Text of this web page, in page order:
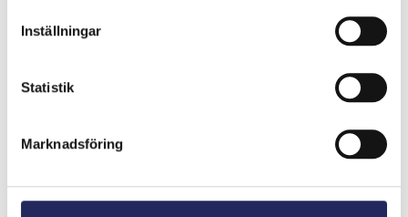
Inställningar
Statistik
Marknadsföring
Tiimille tehdyt
lahjoitukset